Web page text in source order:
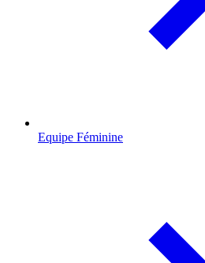
Equipe Féminine